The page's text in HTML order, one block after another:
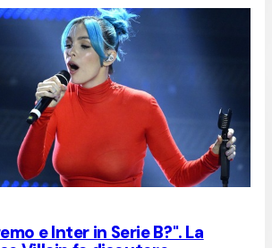
e Inter in Serie B?". La